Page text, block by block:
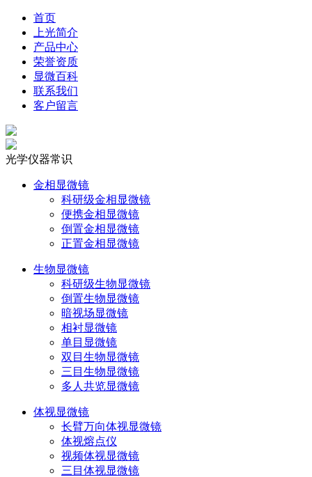
首页
上光简介
产品中心
荣誉资质
显微百科
联系我们
客户留言
光学仪器常识
金相显微镜
科研级金相显微镜
便携金相显微镜
倒置金相显微镜
正置金相显微镜
生物显微镜
科研级生物显微镜
倒置生物显微镜
暗视场显微镜
相衬显微镜
单目显微镜
双目生物显微镜
三目生物显微镜
多人共览显微镜
体视显微镜
长臂万向体视显微镜
体视熔点仪
视频体视显微镜
三目体视显微镜